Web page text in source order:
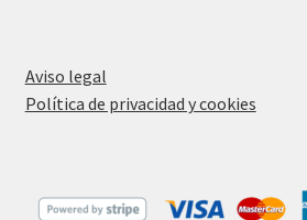
Aviso legal
Política de privacidad y cookies